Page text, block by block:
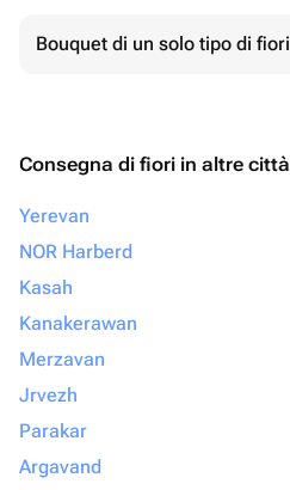
Bouquet di un solo tipo di fiori
Consegna di fiori in altre città
Yerevan
NOR Harberd
Kasah
Kanakerawan
Merzavan
Jrvezh
Parakar
Argavand